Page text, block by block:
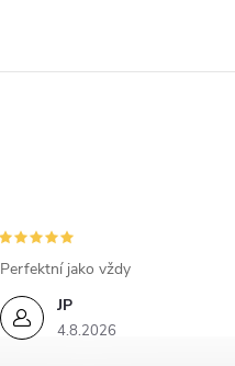
JP
4.8.2026
Perfektní jako vždy